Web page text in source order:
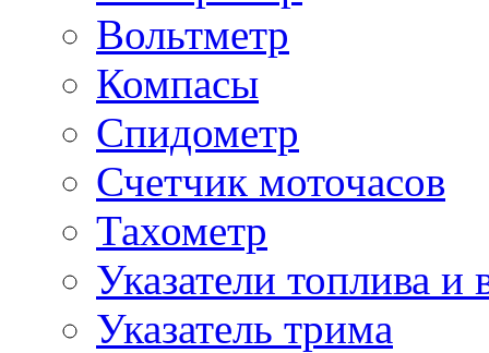
Вольтметр
Компасы
Спидометр
Счетчик моточасов
Тахометр
Указатели топлива и
Указатель трима